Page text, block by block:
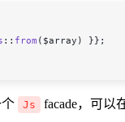
:: from ( $array ) }};
Js
facade，可以